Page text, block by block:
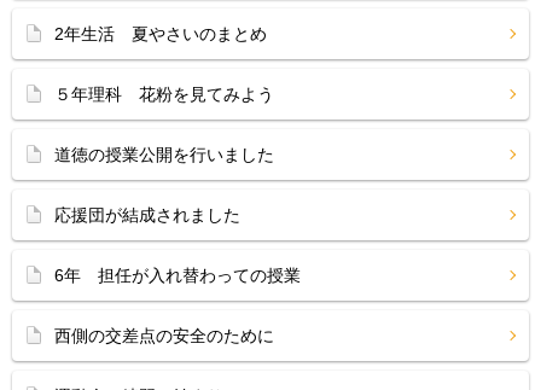
2年生活 夏やさいのまとめ
５年理科 花粉を見てみよう
道徳の授業公開を行いました
応援団が結成されました
6年 担任が入れ替わっての授業
西側の交差点の安全のために